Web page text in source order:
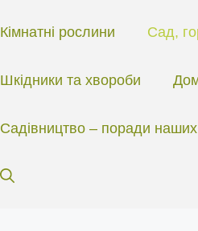
Кімнатні рослини Сад,
Шкідники та хвороби
Садівництво – поради наших